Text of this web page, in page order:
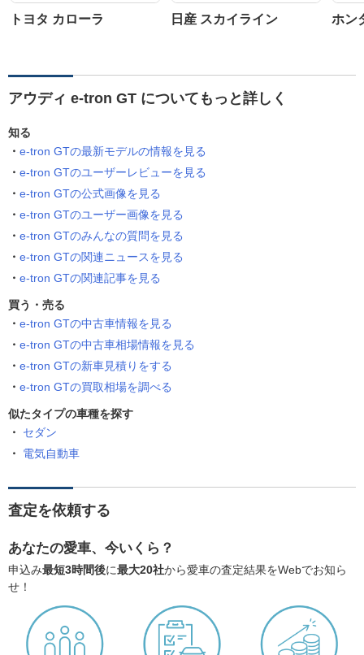
トヨタ カローラ 日産 スカイライン ホン
アウディ e-tron GT についてもっと詳しく
知る
e-tron GTの最新モデルの情報を見る
e-tron GTのユーザーレビューを見る
e-tron GTの公式画像を見る
e-tron GTのユーザー画像を見る
e-tron GTのみんなの質問を見る
e-tron GTの関連ニュースを見る
e-tron GTの関連記事を見る
買う・売る
e-tron GTの中古車情報を見る
e-tron GTの中古車相場情報を見る
e-tron GTの新車見積りをする
e-tron GTの買取相場を調べる
似たタイプの車種を探す
セダン
電気自動車
査定を依頼する
あなたの愛車、今いくら？
申込み最短3時間後に最大20社から愛車の査定結果をWebでお知ら
せ！